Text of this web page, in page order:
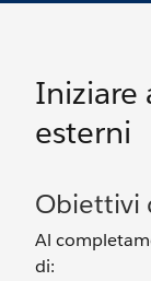
Iniziare
esterni
Obiettivi
Al
di: